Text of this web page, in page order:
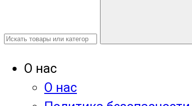
О нас
О нас